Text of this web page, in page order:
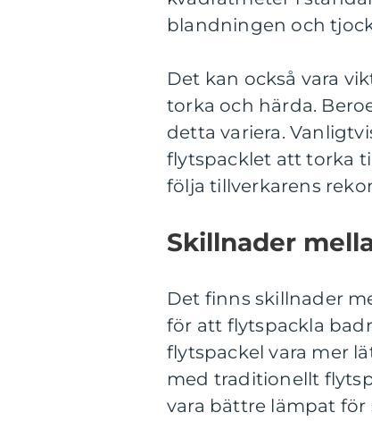
blandningen och
Det kan också vara
torka och härda.
detta variera.
flytspacklet att torka
följa tillverkarens
Skillnader
Det finns skillnader
för att flytspackla
flytspackel vara mer
med traditionellt
vara bättre lämpat